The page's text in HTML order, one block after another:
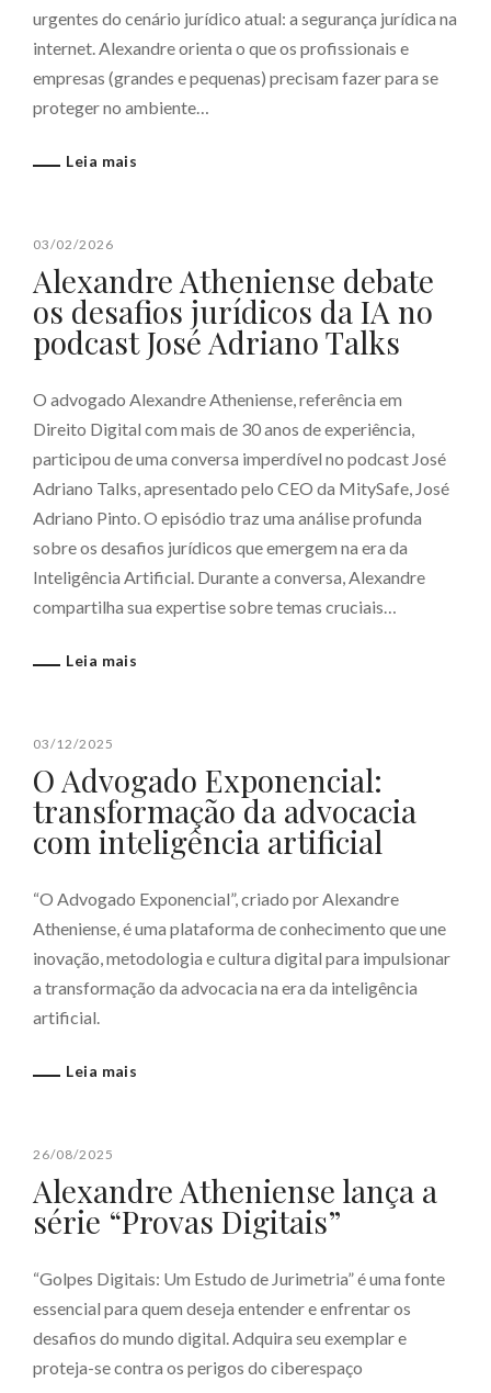
urgentes do cenário jurídico atual: a segurança jurídica na
internet. Alexandre orienta o que os profissionais e
empresas (grandes e pequenas) precisam fazer para se
proteger no ambiente…
Leia mais
03/02/2026
Alexandre Atheniense debate
os desafios jurídicos da IA no
podcast José Adriano Talks
O advogado Alexandre Atheniense, referência em
Direito Digital com mais de 30 anos de experiência,
participou de uma conversa imperdível no podcast José
Adriano Talks, apresentado pelo CEO da MitySafe, José
Adriano Pinto. O episódio traz uma análise profunda
sobre os desafios jurídicos que emergem na era da
Inteligência Artificial. Durante a conversa, Alexandre
compartilha sua expertise sobre temas cruciais…
Leia mais
03/12/2025
O Advogado Exponencial:
transformação da advocacia
com inteligência artificial
“O Advogado Exponencial”, criado por Alexandre
Atheniense, é uma plataforma de conhecimento que une
inovação, metodologia e cultura digital para impulsionar
a transformação da advocacia na era da inteligência
artificial.
Leia mais
26/08/2025
Alexandre Atheniense lança a
série “Provas Digitais”
“Golpes Digitais: Um Estudo de Jurimetria” é uma fonte
essencial para quem deseja entender e enfrentar os
desafios do mundo digital. Adquira seu exemplar e
proteja-se contra os perigos do ciberespaço